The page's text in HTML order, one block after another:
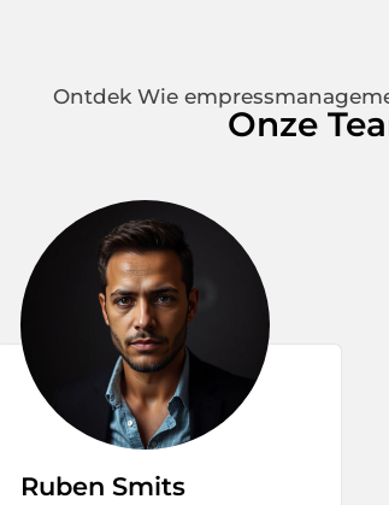
Ontdek Wie
Onze
Ruben Smits